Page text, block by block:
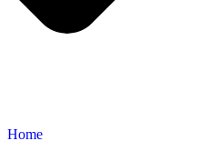
Home